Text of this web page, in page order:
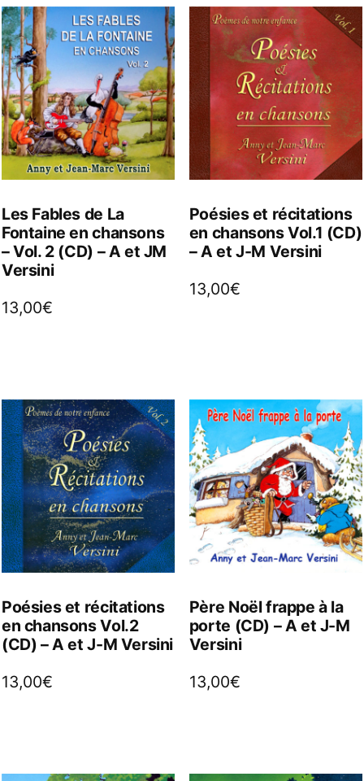
Les Fables de La
Fontaine en chansons
– Vol. 2 (CD) – A et JM
Versini
13,00€
Poésies et récitations
en chansons Vol.1 (CD)
– A et J-M Versini
13,00€
Poésies et récitations
en chansons Vol.2
(CD) – A et J-M Versini
13,00€
Père Noël frappe à la
porte (CD) – A et J-M
Versini
13,00€